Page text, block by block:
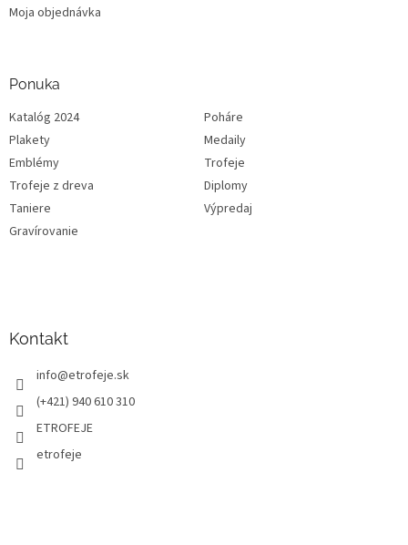
Moja objednávka
Ponuka
Katalóg 2024
Poháre
Plakety
Medaily
Emblémy
Trofeje
Trofeje z dreva
Diplomy
Taniere
Výpredaj
Gravírovanie
Kontakt
info@etrofeje.sk
(+421) 940 610 310
ETROFEJE
etrofeje